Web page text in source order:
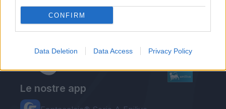
CONFIRM
Data Deletion Data Access Privacy Policy
Le nostre app